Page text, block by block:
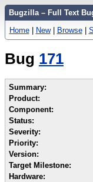
Bugzilla – Full Text
Home | New | Browse |
Bug 171
Summary:
Product:
Component:
Status:
Severity:
Priority:
Version:
Target Milestone:
Hardware: